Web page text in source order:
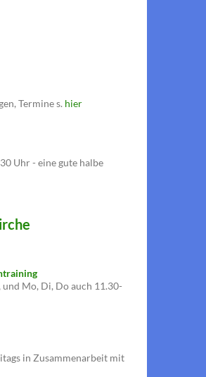
Termine s. hier
Uhr - eine gute halbe
Mo, Di, Do auch 11.30-
in Zusammenarbeit mit